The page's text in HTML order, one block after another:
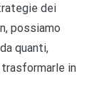
dei
possiamo
quanti,
in